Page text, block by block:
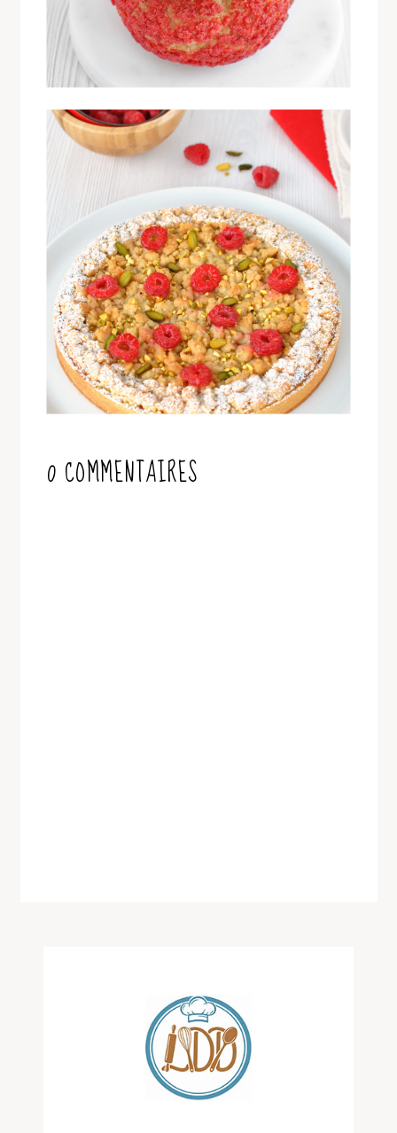
0 COMMENTAIRES